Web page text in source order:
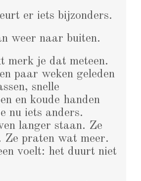
er iets bijzonders.
weer naar buiten.
merk je dat meteen.
paar weken geleden
snelle
en koude handen
nu iets anders.
langer staan. Ze
Ze praten wat meer.
voelt: het duurt niet